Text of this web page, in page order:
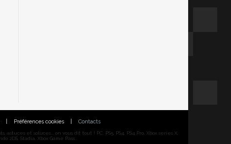
Préférences cookies Contacts
et soluces... on vous dit tout ! PC, PS5, PS4, PS4 Pro, Xbox series X,
2DS, Stadia, Xbox Game Pass...